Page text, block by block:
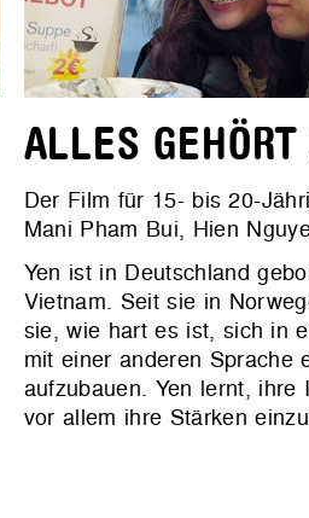
ALLES
Der Film für 15- bis 20-
Mani Pham Bui, Hien
Yen ist in Deutschland
Vietnam. Seit sie in
sie, wie hart es ist, sich in
mit einer anderen Sprache
aufzubauen. Yen lernt, ihre
vor allem ihre Stärken